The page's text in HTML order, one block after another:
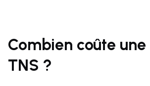
Combien coûte
TNS ?